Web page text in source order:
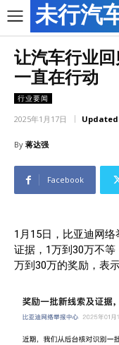
未行汽
让汽车行业
一直在行动
行业要闻
2025年1月17日
By 蒋达强
Facebook
1月15日，比亚迪网
证据，1万到30万不
万到30万的奖励，表